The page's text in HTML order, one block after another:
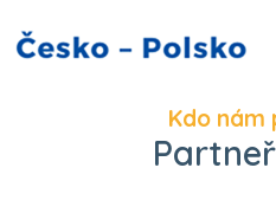
Kdo nám